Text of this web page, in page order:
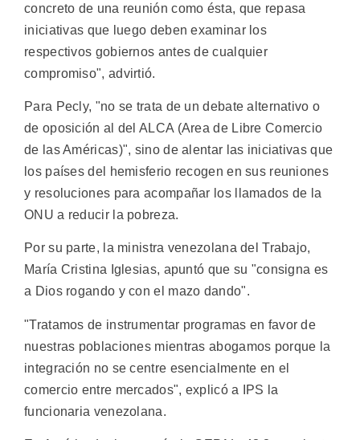
concreto de una reunión como ésta, que repasa
iniciativas que luego deben examinar los
respectivos gobiernos antes de cualquier
compromiso", advirtió.
Para Pecly, "no se trata de un debate alternativo o
de oposición al del ALCA (Area de Libre Comercio
de las Américas)", sino de alentar las iniciativas que
los países del hemisferio recogen en sus reuniones
y resoluciones para acompañar los llamados de la
ONU a reducir la pobreza.
Por su parte, la ministra venezolana del Trabajo,
María Cristina Iglesias, apuntó que su "consigna es
a Dios rogando y con el mazo dando".
"Tratamos de instrumentar programas en favor de
nuestras poblaciones mientras abogamos porque la
integración no se centre esencialmente en el
comercio entre mercados", explicó a IPS la
funcionaria venezolana.